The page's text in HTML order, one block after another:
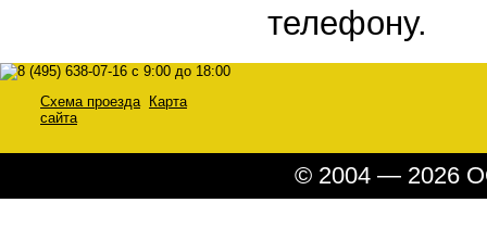
телефону.
Схема проезда
Карта
сайта
© 2004 — 2026